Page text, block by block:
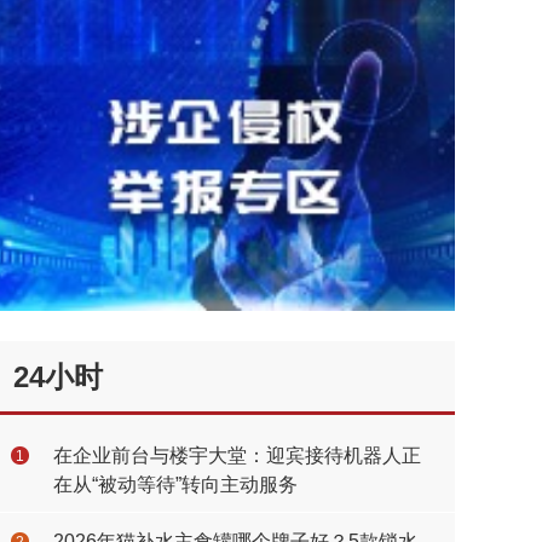
24小时
1
在企业前台与楼宇大堂：迎宾接待机器人正
在从“被动等待”转向主动服务